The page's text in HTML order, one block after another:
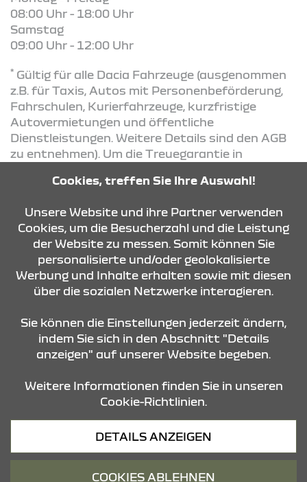
08:00 Uhr - 18:00 Uhr
Samstag
09:00 Uhr - 12:00 Uhr
* Gültig für alle Dacia Fahrzeuge (ausgenommen
z.B. für Taxis, Autos mit Personenbeförderung,
Fahrschulen, Kurierfahrzeuge, kurzfristige
Autovermietungen und öffentliche
Dienstleistungen. Weitere Details sind den AGB
zu entnehmen). Um die Treuegarantie in
lückenlos nach Herstellervorgaben gewartet
KONTAKT & ANFAHRT
Datenschutz
Cookies, treffen Sie Ihre Auswahl!
Unsere Website und ihre Partner verwenden
Cookies, um die Besucherzahl und die Leistung
der Website zu messen. Somit können Sie
personalisierte und/oder geolokalisierte
Werbung und Inhalte erhalten sowie mit diesen
über die sozialen Netzwerke interagieren.
Sie können die Einstellungen jederzeit ändern,
indem Sie sich in den Abschnitt "Details
anzeigen" auf unserer Website begeben.
Weitere Informationen finden Sie in unseren
Cookie-Richtlinien.
DETAILS ANZEIGEN
COOKIES ABLEHNEN